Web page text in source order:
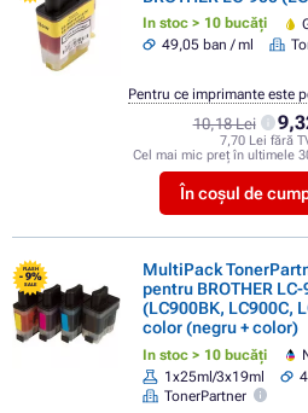
In stoc > 10 bucăți
49,05 ban / ml
10,18 Lei
7,70 Lei fără
Cel mai mic preț în ultimele
În coșul de
Pentru ce imprimante este
FLASH
- 9%
SALE
MultiPack
pentru BROTHER
(LC900BK, LC900C,
color (negru + color)
In stoc > 10 bucăți
1x25ml/3x19ml
TonerPartner